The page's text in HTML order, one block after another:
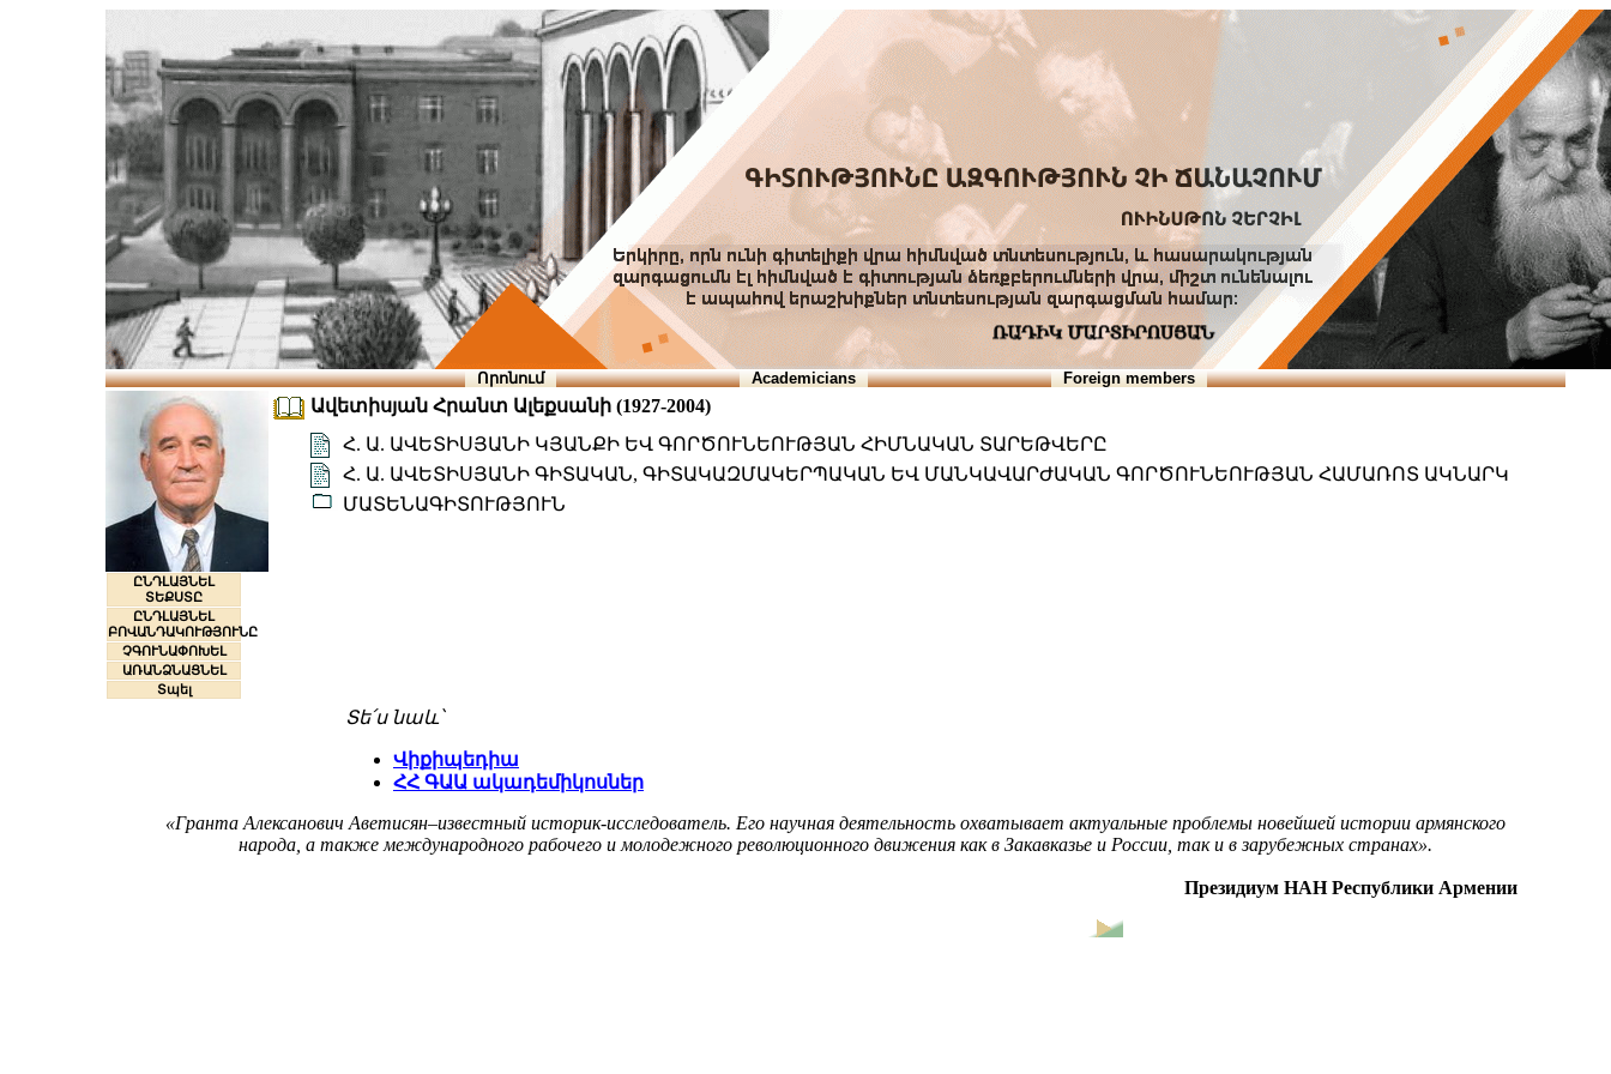
Տուն Օգնություն ՆԱԽԱՊԱՏՎՈՒԹՅՈՒՆՆԵՐ
Որոնում Academicians Foreign members
ԸՆԴԼԱՅՆԵԼ
ՏԵՔՍՏԸ
ԸՆԴԼԱՅՆԵԼ
ԲՈՎԱՆԴԱԿՈՒԹՅՈՒՆԸ
ՉԳՈՒՆԱՓՈԽԵԼ
ԱՌԱՆՁՆԱՑՆԵԼ
Տպել
Ավետիսյան Հրանտ Ալեքսանի (1927-2004)
Հ. Ա. ԱՎԵՏԻՍՅԱՆԻ ԿՅԱՆՔԻ ԵՎ ԳՈՐԾՈՒՆԵՈՒԹՅԱՆ ՀԻՄՆԱԿԱՆ ՏԱՐԵԹՎԵՐԸ
Հ. Ա. ԱՎԵՏԻՍՅԱՆԻ ԳԻՏԱԿԱՆ, ԳԻՏԱԿԱԶՄԱԿԵՐՊԱԿԱՆ ԵՎ ՄԱՆԿԱՎԱՐԺԱԿԱՆ ԳՈՐԾՈՒՆԵՈՒԹՅԱՆ ՀԱՄԱՌՈՏ ԱԿՆԱՐԿ
ՄԱՏԵՆԱԳԻՏՈՒԹՅՈՒՆ
Տե՛ս նաև՝
Վիքիպեդիա
ՀՀ ԳԱԱ ակադեմիկոսներ
«Гранта Алексанович Аветисян–известный историк-исследователь. Его научная деятельность охватывает актуальные проблемы новейшей истории армянского
народа, а также международного рабочего и молодежного революционного движения как в Закавказье и России, так и в зарубежных странах».
Президиум НАН Республики Армении